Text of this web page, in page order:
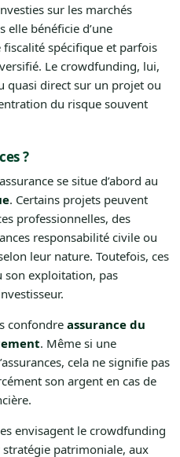
sur les marchés
elle bénéficie d’une
fiscalité spécifique et parfois
Le crowdfunding, lui,
quasi direct sur un projet ou
du risque souvent
?
se situe d’abord au
. Certains projets peuvent
professionnelles, des
responsabilité civile ou
leur nature. Toutefois, ces
exploitation, pas
confondre assurance du
. Même si une
cela ne signifie pas
son argent en cas de
envisagent le crowdfunding
patrimoniale, aux